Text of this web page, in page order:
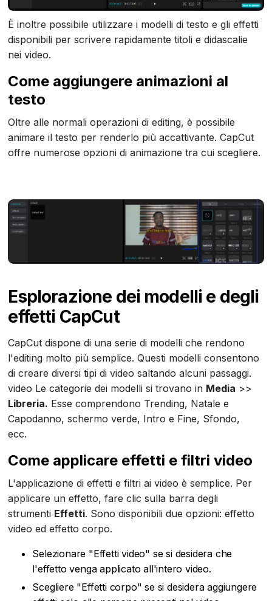
È inoltre possibile utilizzare i modelli di testo e gli effetti
disponibili per scrivere rapidamente titoli e didascalie
nei video.
Come aggiungere animazioni al
testo
Oltre alle normali operazioni di editing, è possibile
animare il testo per renderlo più accattivante. CapCut
offre numerose opzioni di animazione tra cui scegliere.
Esplorazione dei modelli e degli
effetti CapCut
CapCut dispone di una serie di modelli che rendono
l'editing molto più semplice. Questi modelli consentono
di creare diversi tipi di video saltando alcuni passaggi.
video Le categorie dei modelli si trovano in Media >>
Libreria. Esse comprendono Trending, Natale e
Capodanno, schermo verde, Intro e Fine, Sfondo,
ecc.
Come applicare effetti e filtri video
L'applicazione di effetti e filtri ai video è semplice. Per
applicare un effetto, fare clic sulla barra degli
strumenti Effetti. Sono disponibili due opzioni: effetto
video ed effetto corpo.
Selezionare "Effetti video" se si desidera che
l'effetto venga applicato all'intero video.
Scegliere "Effetti corpo" se si desidera aggiungere